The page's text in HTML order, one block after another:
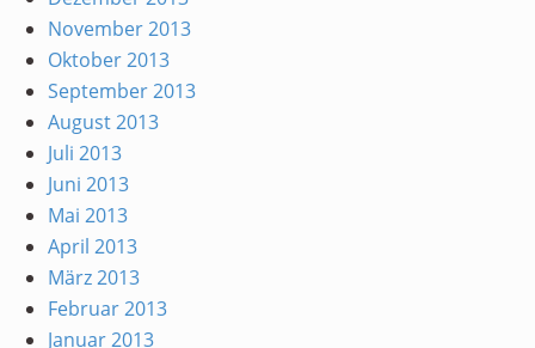
November 2013
Oktober 2013
September 2013
August 2013
Juli 2013
Juni 2013
Mai 2013
April 2013
März 2013
Februar 2013
Januar 2013